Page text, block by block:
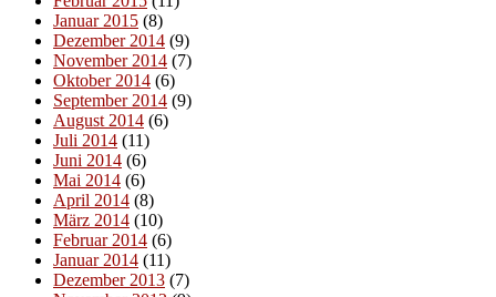
Januar 2015 (8)
Dezember 2014 (9)
November 2014 (7)
Oktober 2014 (6)
September 2014 (9)
August 2014 (6)
Juli 2014 (11)
Juni 2014 (6)
Mai 2014 (6)
April 2014 (8)
März 2014 (10)
Februar 2014 (6)
Januar 2014 (11)
Dezember 2013 (7)